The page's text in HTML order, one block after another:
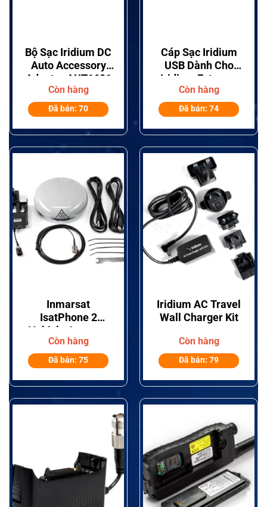
Bộ Sạc Iridium DC
Auto Accessory
Adapter AUT1601
Còn hàng
Đã bán: 70
Cáp Sạc Iridium
USB Dành Cho
Iridium Extreme
9575, Iridium 9555,
Iridium 9505A.
Còn hàng
Đã bán: 74
Inmarsat
IsatPhone 2
Vehicle Antenna
Kit
Còn hàng
Đã bán: 75
Iridium AC Travel
Wall Charger Kit
Còn hàng
Đã bán: 79